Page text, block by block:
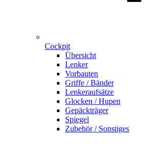
Cockpit
Übersicht
Lenker
Vorbauten
Griffe / Bänder
Lenkeraufsätze
Glocken / Hupen
Gepäckträger
Spiegel
Zubehör / Sonstiges